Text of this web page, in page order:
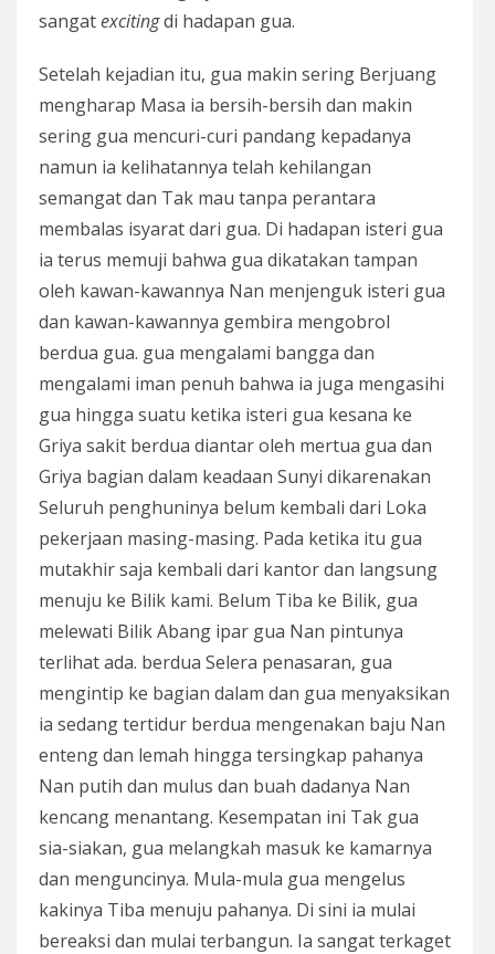
sangatexcitingdi hadapan gua.
Setelah kejadian itu, gua makin sering Berjuang
mengharap Masa ia bersih-bersih dan makin
sering gua mencuri-curi pandang kepadanya
namun ia kelihatannya telah kehilangan
semangat dan Tak mau tanpa perantara
membalas isyarat dari gua. Di hadapan isteri gua
ia terus memuji bahwa gua dikatakan tampan
oleh kawan-kawannya Nan menjenguk isteri gua
dan kawan-kawannya gembira mengobrol
berdua gua. gua mengalami bangga dan
mengalami iman penuh bahwa ia juga mengasihi
gua hingga suatu ketika isteri gua kesana ke
Griya sakit berdua diantar oleh mertua gua dan
Griya bagian dalam keadaan Sunyi dikarenakan
Seluruh penghuninya belum kembali dari Loka
pekerjaan masing-masing. Pada ketika itu gua
mutakhir saja kembali dari kantor dan langsung
menuju ke Bilik kami. Belum Tiba ke Bilik, gua
melewati Bilik Abang ipar gua Nan pintunya
terlihat ada. berdua Selera penasaran, gua
mengintip ke bagian dalam dan gua menyaksikan
ia sedang tertidur berdua mengenakan baju Nan
enteng dan lemah hingga tersingkap pahanya
Nan putih dan mulus dan buah dadanya Nan
kencang menantang. Kesempatan ini Tak gua
sia-siakan, gua melangkah masuk ke kamarnya
dan menguncinya. Mula-mula gua mengelus
kakinya Tiba menuju pahanya. Di sini ia mulai
bereaksi dan mulai terbangun. Ia sangat terkaget